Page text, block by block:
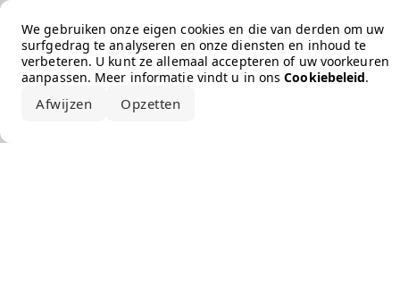
We gebruiken onze eigen cookies en die van derden om uw
surfgedrag te analyseren en onze diensten en inhoud te
verbeteren. U kunt ze allemaal accepteren of uw voorkeuren
aanpassen. Meer informatie vindt u in onsCookiebeleid.
Afwijzen Opzetten
Error loading the brand